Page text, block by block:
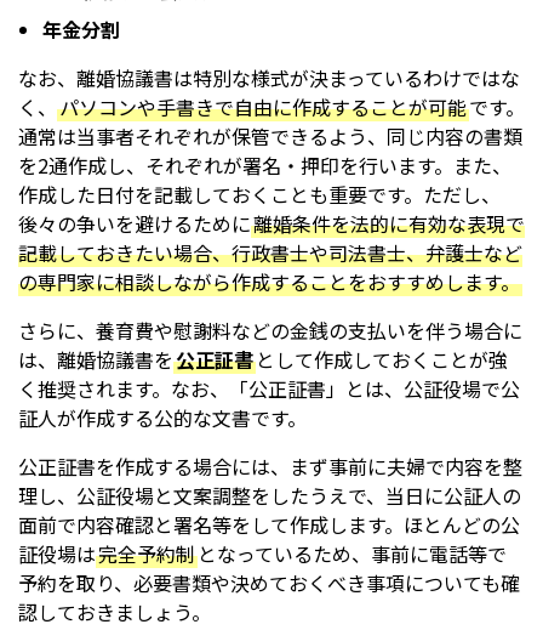
年金分割
なお、離婚協議書は特別な様式が決まっているわけではな
く、 パソコンや手書きで自由に作成することが可能です。
通常は当事者それぞれが保管できるよう、同じ内容の書類
を2通作成し、それぞれが署名・押印を行います。また、
作成した日付を記載しておくことも重要です。ただし、
後々の争いを避けるために離婚条件を法的に有効な表現で
記載しておきたい場合、行政書士や司法書士、弁護士など
の専門家に相談しながら作成することをおすすめします。
さらに、養育費や慰謝料などの金銭の支払いを伴う場合に
は、離婚協議書を公正証書 として作成しておくことが強
く推奨されます。なお、「公正証書」とは、公証役場で公
証人が作成する公的な文書です。
公正証書を作成する場合には、まず事前に夫婦で内容を整
理し、公証役場と文案調整をしたうえで、当日に公証人の
面前で内容確認と署名等をして作成します。ほとんどの公
証役場は完全予約制 となっているため、事前に電話等で
予約を取り、必要書類や決めておくべき事項についても確
認しておきましょう。